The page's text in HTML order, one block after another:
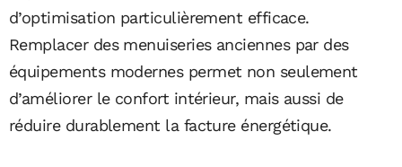
d’optimisation particulièrement efficace.
Remplacer des menuiseries anciennes par des
équipements modernes permet non seulement
d’améliorer le confort intérieur, mais aussi de
réduire durablement la facture énergétique.